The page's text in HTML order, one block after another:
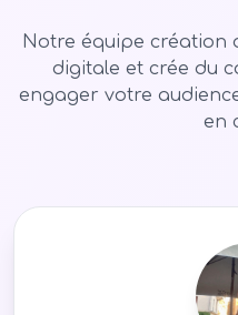
Notre équipe création
digitale et crée du
engager votre
en